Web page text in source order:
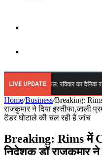
for
LIVE UPDATE
2026 राशिफल: रविवार का दैनिक
Home/Business/Breaking:
राजकुमार ने दिया इस्तीफा,जाली
टेंडर घोटाले की चल रही है जांच
Breaking: Rims में
निदेशक डॉ राजकुमार ने